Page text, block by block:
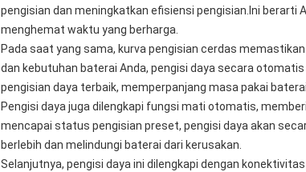
pengisian dan meningkatkan efisiensi pengisian.Ini berarti
menghemat waktu yang berharga.
Pada saat yang sama, kurva pengisian cerdas
dan kebutuhan baterai Anda, pengisi daya secara
pengisian daya terbaik, memperpanjang masa pakai
Pengisi daya juga dilengkapi fungsi mati otomatis,
mencapai status pengisian preset, pengisi daya akan
berlebih dan melindungi baterai dari kerusakan.
Selanjutnya, pengisi daya ini dilengkapi dengan